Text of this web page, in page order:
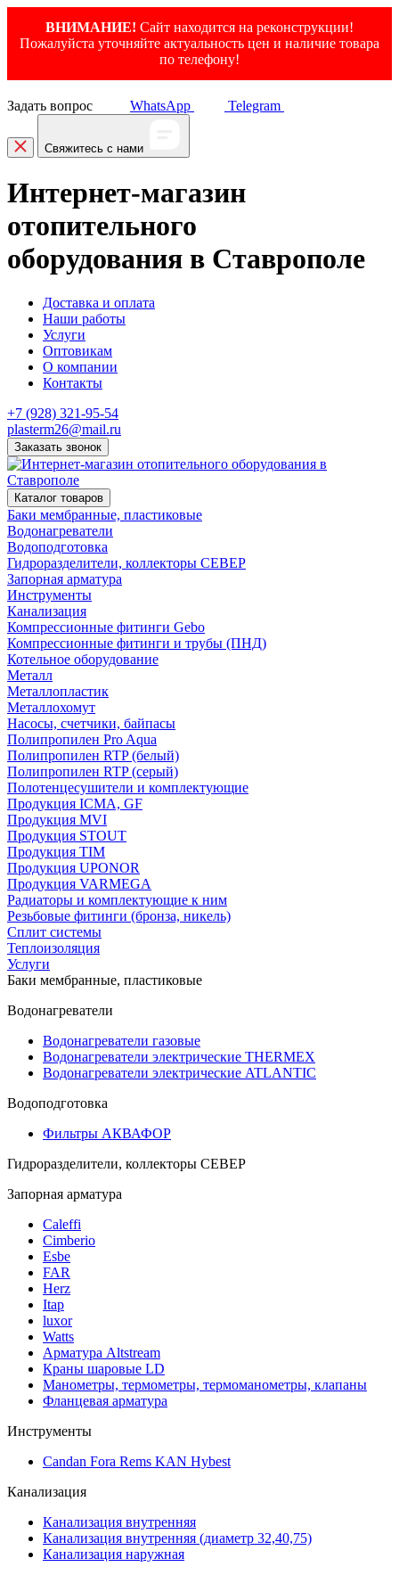
ВНИМАНИЕ! Сайт находится на реконструкции!
Пожалуйста уточняйте актуальность цен и наличие товара
по телефону!
Задать вопрос WhatsApp Telegram
Свяжитесь с нами
Интернет-магазин
отопительного
оборудования в Ставрополе
Доставка и оплата
Наши работы
Услуги
Оптовикам
О компании
Контакты
+7 (928) 321-95-54
plasterm26@mail.ru
Заказать звонок
Каталог товаров
Баки мембранные, пластиковые
Водонагреватели
Водоподготовка
Гидроразделители, коллекторы СЕВЕР
Запорная арматура
Инструменты
Канализация
Компрессионные фитинги Gebo
Компрессионные фитинги и трубы (ПНД)
Котельное оборудование
Металл
Металлопластик
Металлохомут
Насосы, счетчики, байпасы
Полипропилен Pro Aqua
Полипропилен RTP (белый)
Полипропилен RTP (серый)
Полотенцесушители и комплектующие
Продукция ICMA, GF
Продукция MVI
Продукция STOUT
Продукция TIM
Продукция UPONOR
Продукция VARMEGA
Радиаторы и комплектующие к ним
Резьбовые фитинги (бронза, никель)
Сплит системы
Теплоизоляция
Услуги
Баки мембранные, пластиковые
Водонагреватели
Водонагреватели газовые
Водонагреватели электрические THERMEX
Водонагреватели электрические ATLANTIC
Водоподготовка
Фильтры АКВАФОР
Гидроразделители, коллекторы СЕВЕР
Запорная арматура
Caleffi
Cimberio
Esbe
FAR
Herz
Itap
luxor
Watts
Арматура Altstream
Краны шаровые LD
Манометры, термометры, термоманометры, клапаны
Фланцевая арматура
Инструменты
Candan Fora Rems KAN Hybest
Канализация
Канализация внутренняя
Канализация внутренняя (диаметр 32,40,75)
Канализация наружная